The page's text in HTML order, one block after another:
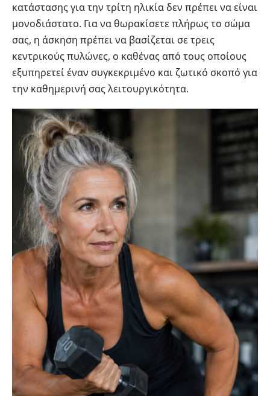
κατάστασης για την τρίτη ηλικία δεν πρέπει να είναι
μονοδιάστατο. Για να θωρακίσετε πλήρως το σώμα
σας, η άσκηση πρέπει να βασίζεται σε τρεις
κεντρικούς πυλώνες, ο καθένας από τους οποίους
εξυπηρετεί έναν συγκεκριμένο και ζωτικό σκοπό για
την καθημερινή σας λειτουργικότητα.